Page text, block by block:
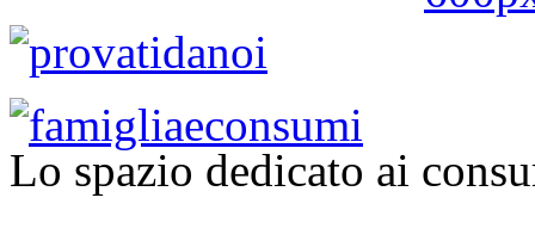
Lo spazio dedicato ai